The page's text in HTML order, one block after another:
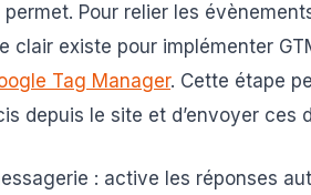
permet. Pour relier les
clair existe pour implémenter
Tag Manager. Cette étape
depuis le site et d’envoyer ces
: active les réponses